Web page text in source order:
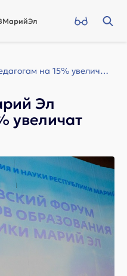
С 1 сентября в Марий Эл педагогам на 15% увеличат оклады
Эл
увеличат